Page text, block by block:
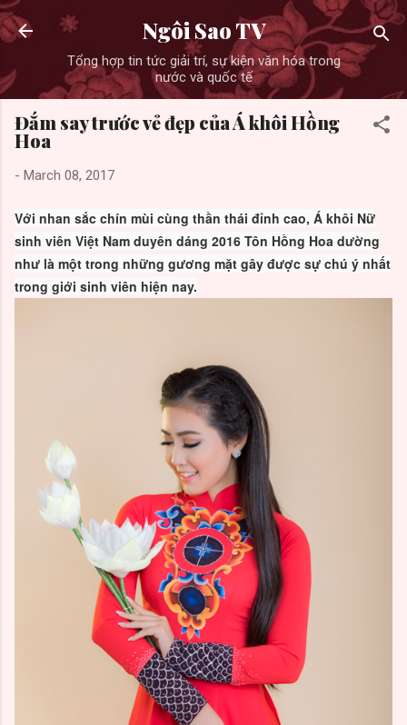
Skip to main content
Ngôi Sao TV
Tổng hợp tin tức giải trí, sự kiện văn hóa trong
nước và quốc tế
Đắm say trước vẻ đẹp của Á khôi Hồng
Hoa
- March 08, 2017
Với nhan sắc chín mùi cùng thần thái đỉnh cao, Á khôi Nữ
sinh viên Việt Nam duyên dáng 2016 Tôn Hồng Hoa dường
như là một trong những gương mặt gây được sự chú ý nhất
trong giới sinh viên hiện nay.